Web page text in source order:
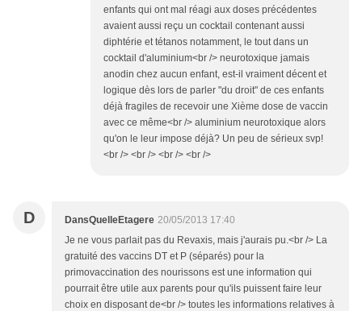
enfants qui ont mal réagi aux doses précédentes
avaient aussi reçu un cocktail contenant aussi
diphtérie et tétanos notamment, le tout dans un
cocktail d'aluminium<br /> neurotoxique jamais
anodin chez aucun enfant, est-il vraiment décent et
logique dès lors de parler "du droit" de ces enfants
déjà fragiles de recevoir une Xième dose de vaccin
avec ce même<br /> aluminium neurotoxique alors
qu'on le leur impose déjà? Un peu de sérieux svp!
<br /> <br /> <br /> <br />
D DansQuelleEtagere 20/05/2013 17:40
Je ne vous parlait pas du Revaxis, mais j'aurais pu.<br /> La
gratuité des vaccins DT et P (séparés) pour la
primovaccination des nourissons est une information qui
pourrait être utile aux parents pour qu'ils puissent faire leur
choix en disposant de<br /> toutes les informations relatives à